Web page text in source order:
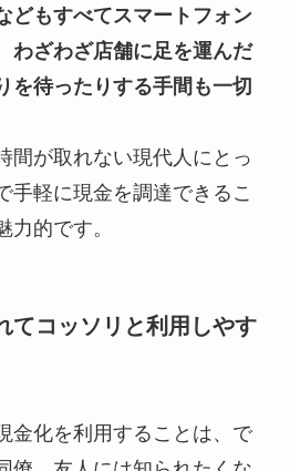
どもすべてスマートフォン
わざわざ店舗に足を運んだ
を待ったりする手間も一切
間が取れない現代人にとっ
手軽に現金を調達できるこ
力的です。
てコッソリと利用しやす
金化を利用することは、で